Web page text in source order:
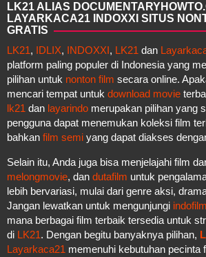
LK21 ALIAS
LAYARKACA21 INDOXXI SITUS
GRATIS
LK21, IDLIX, INDOXXI, LK21 dan
platform paling populer di Indonesia yang
pilihan untuk nonton film secara online.
mencari tempat untuk download movie
lk21 dan layarindo merupakan pilihan yang
pengguna dapat menemukan koleksi film
bahkan film semi yang dapat diakses
Selain itu, Anda juga bisa menjelajahi film
melongmovie, dan dutafilm untuk
lebih bervariasi, mulai dari genre aksi,
Jangan lewatkan untuk mengunjungi indofilm
mana berbagai film terbaik tersedia untuk
di LK21. Dengan begitu banyaknya pilihan,
Layarkaca21 memenuhi kebutuhan pecinta